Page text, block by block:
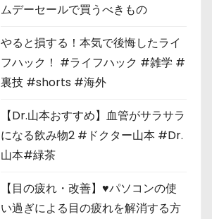
ムデーセールで買うべきもの
やると損する！本気で後悔したライ
フハック！ #ライフハック #雑学 #
裏技 #shorts #海外
【Dr.山本おすすめ】血管がサラサラ
になる飲み物2 #ドクター山本 #Dr.
山本#緑茶
【目の疲れ・改善】♥パソコンの使
い過ぎによる目の疲れを解消する方